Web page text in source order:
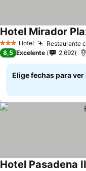
3 Estrellas
Hotel Restaurante
Hotel Mirador
8,5 Excelente 2.692
Elige fechas para
Hotel Pasadena II